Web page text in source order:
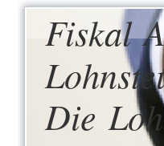
Fiskal
Die